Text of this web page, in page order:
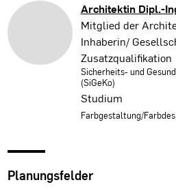
Architektin Dipl.-
Mitglied der
Inhaberin/
Zusatzqualifikation
Sicherheits- und
(SiGeKo)
Studium
Farbgestaltung/
Planungsfelder